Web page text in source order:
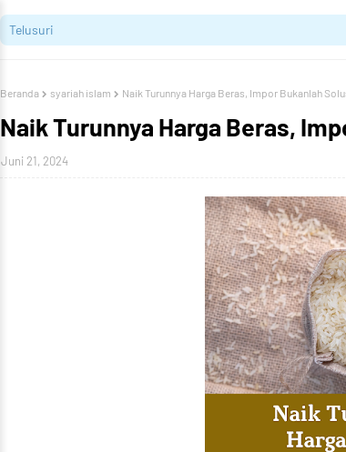
Beranda syariah islam Naik Turunnya Harga Beras, Impor Bukanlah
Naik Turunnya Harga Beras,
Juni 21, 2024